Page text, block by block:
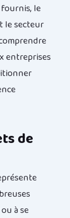
le
le secteur
entreprises
de
à se